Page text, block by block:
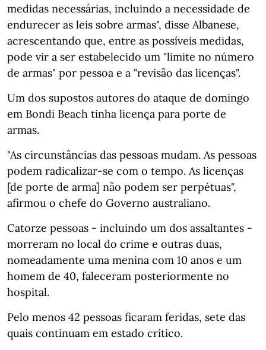
medidas necessárias, incluindo a necessidade de
endurecer as leis sobre armas", disse Albanese,
acrescentando que, entre as possíveis medidas,
pode vir a ser estabelecido um "limite no número
de armas" por pessoa e a "revisão das licenças".
Um dos supostos autores do ataque de domingo
em Bondi Beach tinha licença para porte de
armas.
"As circunstâncias das pessoas mudam. As pessoas
podem radicalizar-se com o tempo. As licenças
[de porte de arma] não podem ser perpétuas",
afirmou o chefe do Governo australiano.
Catorze pessoas - incluindo um dos assaltantes -
morreram no local do crime e outras duas,
nomeadamente uma menina com 10 anos e um
homem de 40, faleceram posteriormente no
hospital.
Pelo menos 42 pessoas ficaram feridas, sete das
quais continuam em estado crítico.